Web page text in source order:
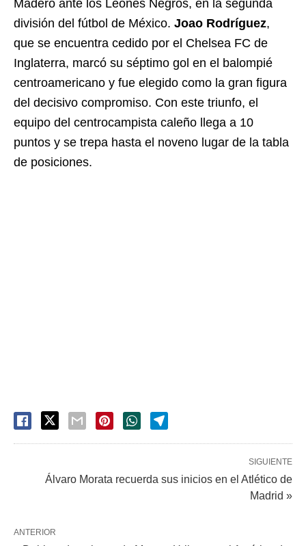
Madero ante los Leones Negros, en la segunda
división del fútbol de México. Joao Rodríguez,
que se encuentra cedido por el Chelsea FC de
Inglaterra, marcó su séptimo gol en el balompié
centroamericano y fue elegido como la gran figura
del decisivo compromiso. Con este triunfo, el
equipo del centrocampista caleño llega a 10
puntos y se trepa hasta el noveno lugar de la tabla
de posiciones.
SIGUIENTE
Álvaro Morata recuerda sus inicios en el Atlético de
Madrid »
ANTERIOR